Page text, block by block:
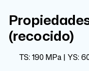
(recocido)
TS: 190 MPa | YS: